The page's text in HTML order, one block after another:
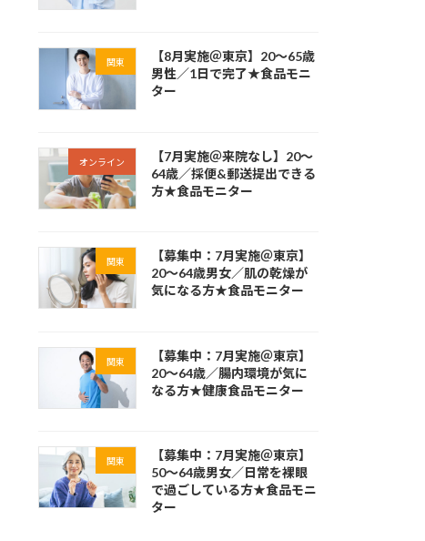
関東
【8月実施＠東京】20～65歳
男性／1日で完了★食品モニ
ター
オンライン
【7月実施＠来院なし】20～
64歳／採便&郵送提出できる
方★食品モニター
関東
【募集中：7月実施＠東京】
20～64歳男女／肌の乾燥が
気になる方★食品モニター
関東
【募集中：7月実施＠東京】
20～64歳／腸内環境が気に
なる方★健康食品モニター
関東
【募集中：7月実施＠東京】
50～64歳男女／日常を裸眼
で過ごしている方★食品モニ
ター